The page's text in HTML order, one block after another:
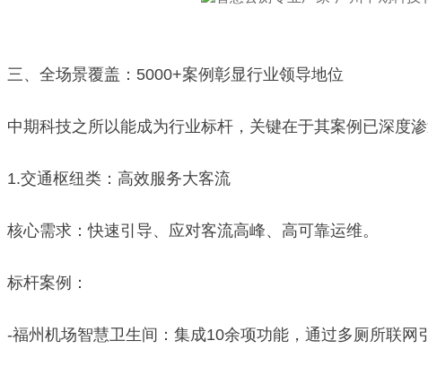
三、全场景覆盖：5000+案例彰显行业领导地位
中期科技之所以能成为行业标杆，关键在于其案例已深度
1.交通枢纽类：高效服务大客流
核心需求：快速引导、应对客流高峰、高可靠运维。
标杆案例：
-福州机场智慧卫生间：集成10余项功能，通过多厕所联网